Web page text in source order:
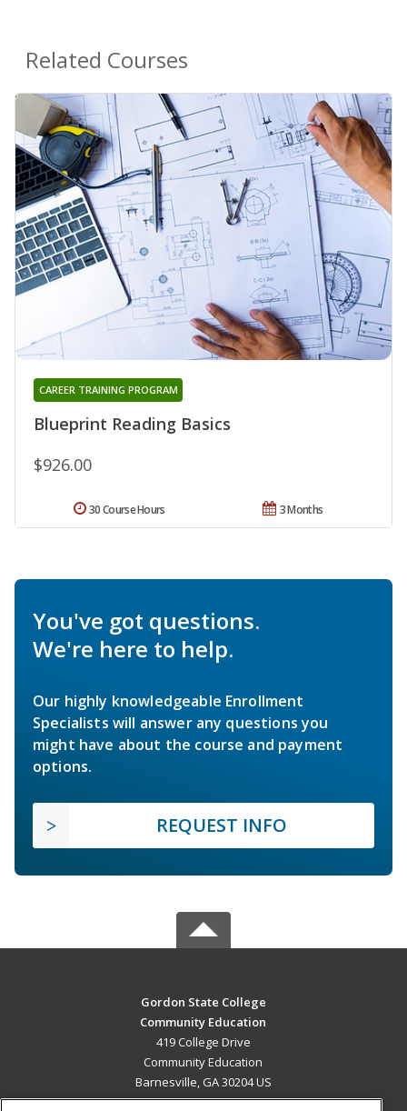
Related Courses
Blueprint Reading Basics
CAREER TRAINING PROGRAM
$926.00
3 Months
30 Course Hours
You've got questions.
We're here to help.
Our highly knowledgeable Enrollment
Specialists will answer any questions you
might have about the course and payment
options.
REQUEST INFO
Gordon State College
Community Education
419 College Drive
Community Education
Barnesville, GA 30204 US